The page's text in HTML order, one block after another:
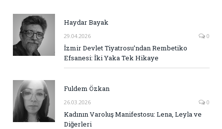
Haydar Bayak
29.04.2026 0
İzmir Devlet Tiyatrosu’ndan Rembetiko
Efsanesi: İki Yaka Tek Hikaye
Fuldem Özkan
26.03.2026 0
Kadının Varoluş Manifestosu: Lena, Leyla ve
Diğerleri